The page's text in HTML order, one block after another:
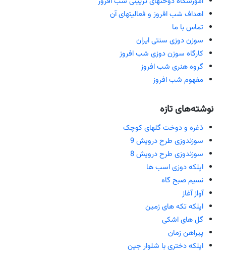
اهداف شب افروز و فعالیتهای آن
تماس با ما
سوزن دوزی سنتی ایران
کارگاه سوزن دوزی شب افروز
گروه هنری شب افروز
مفهوم شب افروز
نوشته‌های تازه
ذغره و دوخت گلهای کوچک
سوزندوزی طرح درویش 9
سوزندوزی طرح درویش 8
اپلکه دوزی اسب ها
نسیم صبح گاه
آواز آغاز
اپلکه تکه های زمین
گل های اشکی
پیراهن زمان
اپلکه دختری با شلوار جین